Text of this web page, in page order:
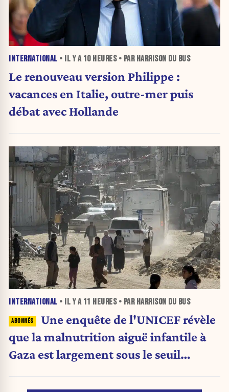
INTERNATIONAL • IL Y A 10 HEURES• PAR HARRISON DU BUS
Le renouveau version Philippe :
vacances en Italie, outre-mer puis
débat avec Hollande
INTERNATIONAL • IL Y A 11 HEURES• PAR HARRISON DU BUS
Une enquête de l'UNICEF révèle
que la malnutrition aiguë infantile à
Gaza est largement sous le seuil